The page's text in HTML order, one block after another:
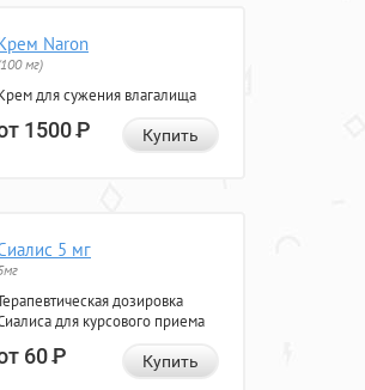
Naron
мг)
для сужения влагалища
1500Р Купить
5 мг
дозировка
для курсового приема
60Р Купить